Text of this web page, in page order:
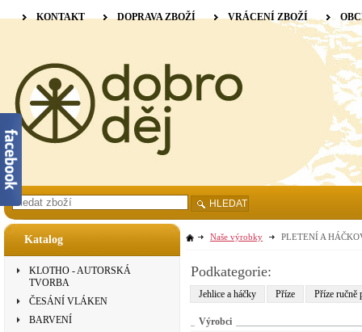
Katalog
KLOTHO - AUTORSKÁ
TVORBA
ČESÁNÍ VLÁKEN
BARVENÍ
Naše výrobky PLETENÍ A
Podkategorie:
Jehlice a háčky Příze Příze ručně
Výrobci
KONTAKT DOPRAVA ZBOŽÍ VRÁCENÍ ZBOŽÍ
HLEDAT